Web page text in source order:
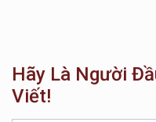
Hãy Là Người
Viết!